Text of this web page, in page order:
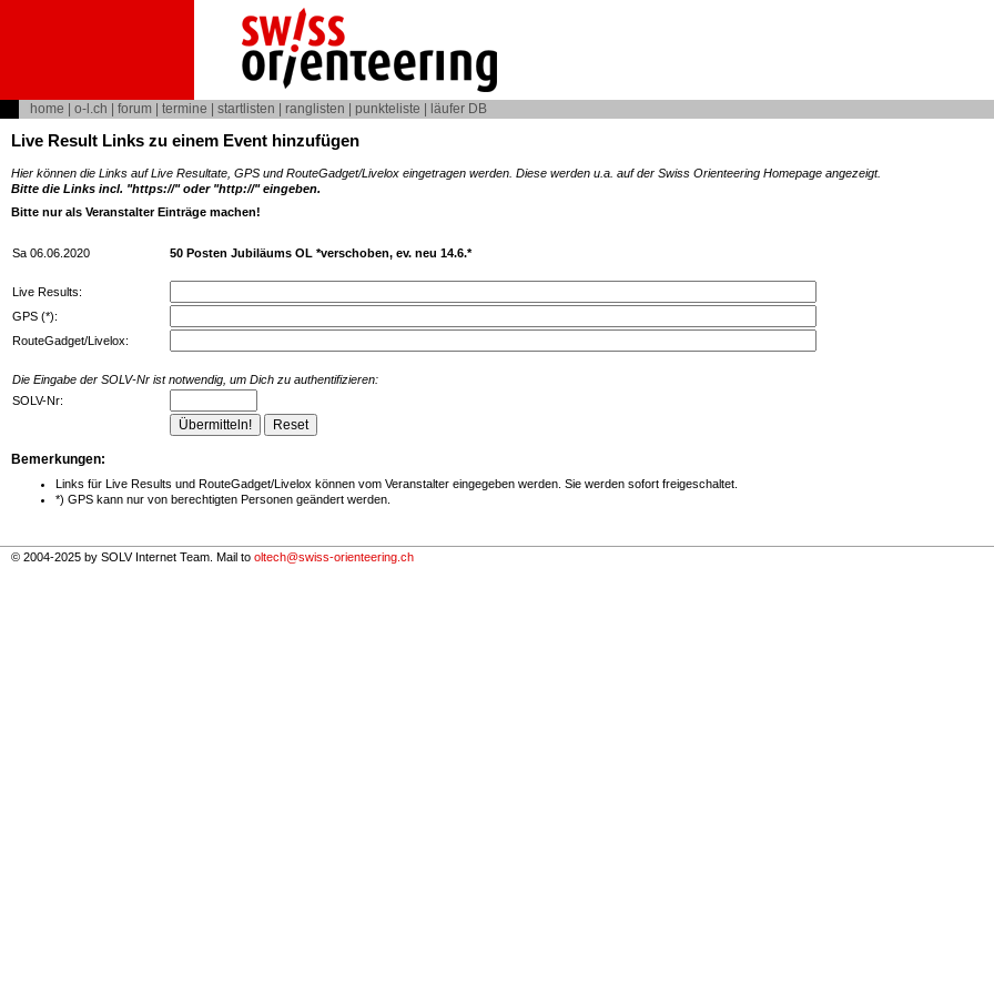
home o-l.ch forum termine startlisten ranglisten punkteliste läufer DB
Live Result Links zu einem Event hinzufügen
Hier können die Links auf Live Resultate, GPS und RouteGadget/Livelox eingetragen werden. Diese werden u.a. auf der Swiss Orienteering Homepage angezeigt.
Bitte die Links incl. "https://" oder "http://" eingeben.
Bitte nur als Veranstalter Einträge machen!
Sa 06.06.2020 50 Posten Jubiläums OL *verschoben, ev. neu 14.6.*
Live Results:
GPS (*):
RouteGadget/Livelox:
Die Eingabe der SOLV-Nr ist notwendig, um Dich zu authentifizieren:
SOLV-Nr:
Bemerkungen:
Links für Live Results und RouteGadget/Livelox können vom Veranstalter eingegeben werden. Sie werden sofort freigeschaltet.
*) GPS kann nur von berechtigten Personen geändert werden.
© 2004-2025 by SOLV Internet Team. Mail to oltech@swiss-orienteering.ch